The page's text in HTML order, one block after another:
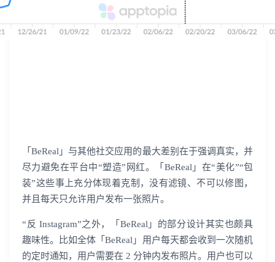
「BeReal」与其他社交应用的最大差别在于强调真实，并
尽力避免在平台中“塑造”网红。「BeReal」在“美化”“包
装”这些事上充分体现着克制，没有滤镜、不可以修图，
并且每天只允许用户发布一张照片。
“反 Instagram”之外，「BeReal」的部分设计其实也颇具
趣味性。比如全体「BeReal」用户每天都会收到一次随机
的定时通知，用户需要在 2 分钟内发布照片。用户也可以